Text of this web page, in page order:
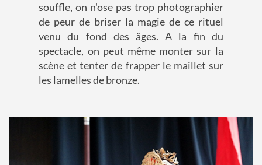
souffle, on n'ose pas trop photographier
de peur de briser la magie de ce rituel
venu du fond des âges. A la fin du
spectacle, on peut même monter sur la
scène et tenter de frapper le maillet sur
les lamelles de bronze.